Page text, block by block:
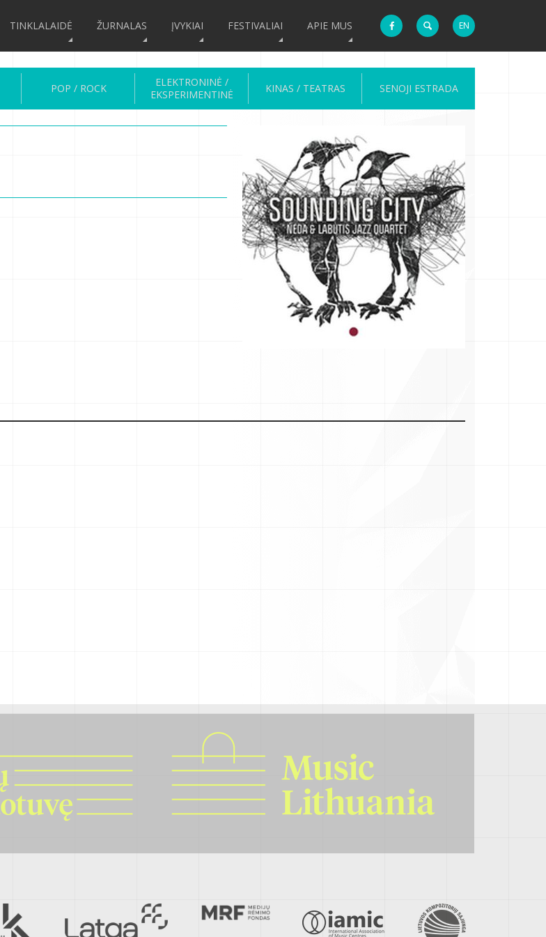
EN
TINKLALAIDĖ ŽURNALAS ĮVYKIAI FESTIVALIAI APIE MUS
POP / ROCK
ELEKTRONINĖ /
EKSPERIMENTINĖ
KINAS / TEATRAS SENOJI ESTRADA